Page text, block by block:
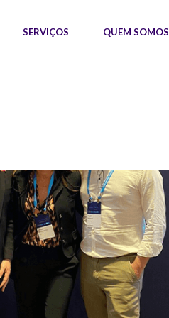
SERVIÇOS QUEM SOMOS